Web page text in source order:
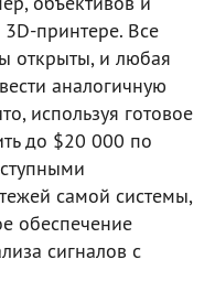
принтере. Все
открыты, и любая
аналогичную
используя готовое
до $20 000 по
самой системы,
обеспечение
сигналов с